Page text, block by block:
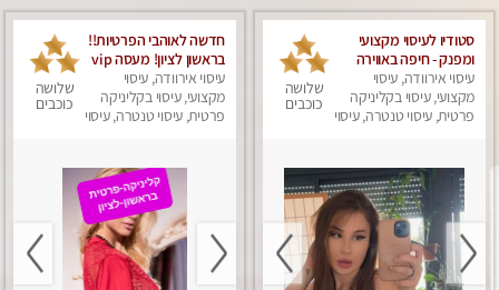
סטודיו לעיסוי מקצועי
ומפנק - חיפה באווירה
נעימה ושקטה
עיסוי אירוודה, עיסוי
מקצועי, עיסוי בקליניקה
פרטית, עיסוי טנטרה, עיסוי
שלושה
כוכבים
חדשה לאוהבי הפרטיות!!
בראשון לציון! מעסה vip
מפנקת בקליניקה פרטית
לחלוטין!!! לבד! לרציניים
בלבד! מומלץ!
עיסוי אירוודה, עיסוי
מקצועי, עיסוי בקליניקה
פרטית, עיסוי טנטרה, עיסוי
שלושה
כוכבים